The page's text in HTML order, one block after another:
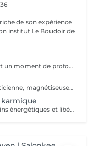
institut Le Boudoir de
Une séance de Soins énergétiques est un moment de profond bien-être et de lâcher-prise, un moment précieux pour vous reconnecter avec vous-même. L'harmonisation énergétique permet de prendre soin de soi sans être envahi par le mental et les émotions, de libérer les blocages et mémoires du passé, de (re)trouver pleinement son potentiel d'énergie, sa force vitale et créatrice, de s'aimer et s'accepter et enfin, vivre l'amour inconditionnel, d'être en paix avec soi même et de ressentir centrage et légèreté. Les soins énergétiques que je pratique nettoient les différents corps énergétiques (physique, émotionnel, mental, spirituel) et visent à dissoudre les blocages et les croyances limitantes qui nous empêchent d'avancer positivement dans la vie. Avant tout travail énergétique, quelle que soit la méthode holistique, il est important de procéder à un diagnostic énergétique de la personne. A qui s'adresse le soin énergétique ? Ils peuvent être réalisés sur tout le monde, à tous âges, quelques soient les antécédents, les maladies et les traitements en cours. Les Soins Energétiques ne présentent pas de contre-indication, prévoir juste un temps de repos après une séance. A noter que ces thérapies ne remplacent pas, en aucun cas, la médecine conventionnelle. Mon approche énergétique est dépouillée de toute attache religieuse et ne demande pas au consultant de cheminement spirituel particulier. NB : chaque minute additionnelle au temps prévu sera facturée 1€. Merci. Pour une première expérience, choisissez la séance de 75 mn.
Je m'appelle Florence, je suis énergéticienne, magnétiseuse, passeuse d'âme, karmathérapeute et médium clairaudiente et clairvoyante. Les soins karmiques que je propose sont des soins énergétiques qui vont essentiellement travailler sur votre structure énergétique reliée à votre vie actuelle afin de libérer et nettoyer les empreintes de ces mémoires ancestrales négatives. Les soins karmiques et transgénérationnels consistent à aller libérer des mémoires, des blessures et blocages issus de nos vies antérieures dont votre structure énergétique porte encore l'empreinte. Certaines de ces mémoires douloureuses se rattachent directement à votre âme, d'autres sont associées à votre famille, dans ce cas nous parlons de mémoires transgénérationnelles. Lorsque je travaille sur des mémoires karmiques, grâce à la médiumnité, je peux retracer vos vies antérieures et voir précisément les blocages, les blessures, les émotions négatives liés à vos problèmes actuels. Vous allez vivre des moments de partage, et vous sentirez cette libération karmique par des sensations d'apaisement et de soulagement. Je conseille de faire dans un premier temps le soin énergétique et ensuite le soin libération karmique. Voter traitement en sera beaucoup plus efficace Vous allez prendre conscience pour quelles raisons vous êtes attiré par certains lieux, certaines personnalités etc. Cela donnera l'explication également sur vos comportements, vos préférences, vos craintes. NB : pour chaque minute additionnelle au temps prévu sera facturée 1€. Merci
Voir les explications des rubriques soins énergétiques et libérations karmiques. Pour chaque minute additionnelle au temps prévu, 1€ sera facturé. Merci de votre compréhension.